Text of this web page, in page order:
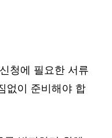
청에 필요한 서류
없이 준비해야 합